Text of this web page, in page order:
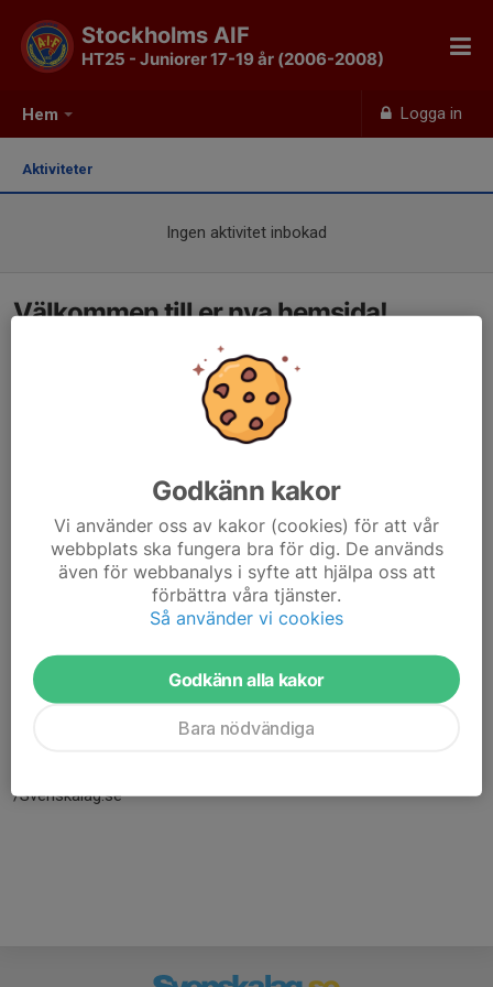
Hem Logga in
Stockholms AIF
HT25 - Juniorer 17-19 år (2006-2008)
Aktiviteter
Ingen aktivitet inbokad
Välkommen till er nya hemsida!
Här hamnar automatiskt de senaste nyheterna på hemsidan. För
att kunna börja administrera hemsidan loggar du in högst upp till
/Svenskalag.se
Godkänn kakor
Vi använder oss av kakor (cookies) för att vår
webbplats ska fungera bra för dig. De används
även för webbanalys i syfte att hjälpa oss att
förbättra våra tjänster.
Så använder vi cookies
Godkänn alla kakor
Bara nödvändiga